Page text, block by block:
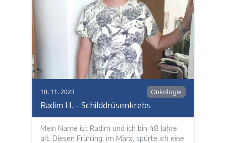
10. 11. 2023 Onkologie
Radim H. – Schilddrüsenkrebs
Mein Name ist Radim und ich bin 48 Jahre
alt. Diesen Frühling, im März, spürte ich eine